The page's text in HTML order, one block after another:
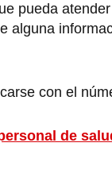
pueda
alguna
con el
de